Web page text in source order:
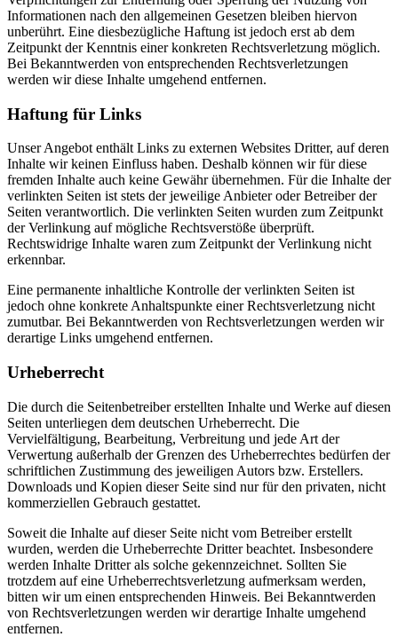
Informationen nach den allgemeinen Gesetzen bleiben hiervon
unberührt. Eine diesbezügliche Haftung ist jedoch erst ab dem
Zeitpunkt der Kenntnis einer konkreten Rechtsverletzung möglich.
Bei Bekanntwerden von entsprechenden Rechtsverletzungen
werden wir diese Inhalte umgehend entfernen.
Haftung für Links
Unser Angebot enthält Links zu externen Websites Dritter, auf deren
Inhalte wir keinen Einfluss haben. Deshalb können wir für diese
fremden Inhalte auch keine Gewähr übernehmen. Für die Inhalte der
verlinkten Seiten ist stets der jeweilige Anbieter oder Betreiber der
Seiten verantwortlich. Die verlinkten Seiten wurden zum Zeitpunkt
der Verlinkung auf mögliche Rechtsverstöße überprüft.
Rechtswidrige Inhalte waren zum Zeitpunkt der Verlinkung nicht
erkennbar.
Eine permanente inhaltliche Kontrolle der verlinkten Seiten ist
jedoch ohne konkrete Anhaltspunkte einer Rechtsverletzung nicht
zumutbar. Bei Bekanntwerden von Rechtsverletzungen werden wir
derartige Links umgehend entfernen.
Urheberrecht
Die durch die Seitenbetreiber erstellten Inhalte und Werke auf diesen
Seiten unterliegen dem deutschen Urheberrecht. Die
Vervielfältigung, Bearbeitung, Verbreitung und jede Art der
Verwertung außerhalb der Grenzen des Urheberrechtes bedürfen der
schriftlichen Zustimmung des jeweiligen Autors bzw. Erstellers.
Downloads und Kopien dieser Seite sind nur für den privaten, nicht
kommerziellen Gebrauch gestattet.
Soweit die Inhalte auf dieser Seite nicht vom Betreiber erstellt
wurden, werden die Urheberrechte Dritter beachtet. Insbesondere
werden Inhalte Dritter als solche gekennzeichnet. Sollten Sie
trotzdem auf eine Urheberrechtsverletzung aufmerksam werden,
bitten wir um einen entsprechenden Hinweis. Bei Bekanntwerden
von Rechtsverletzungen werden wir derartige Inhalte umgehend
entfernen.